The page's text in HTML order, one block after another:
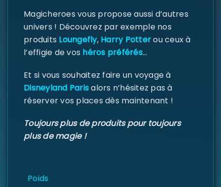
Se souvenir de moi
SE CONNECTER
DE PASSE PERDU ?
Magicheroes vous propose aussi d’autres
univers ! Découvrez par exemple nos
produits Loungefly,Harry Potterou ceux à
l’effigie de vos héros préférés…
Et si vous souhaitez faire un voyage à
Disneyland Parisalors n’hésitez pas à
réserver vos places dès maintenant !
Toujours plus de produits pour toujours
plus de magie !
Poids